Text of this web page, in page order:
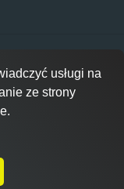
usługi na
ze strony